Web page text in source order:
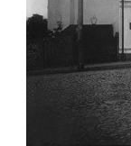
ФОТО